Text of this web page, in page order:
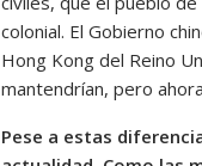
colonial. El Gobierno
Hong Kong del Reino
mantendrían, pero
Pese a estas